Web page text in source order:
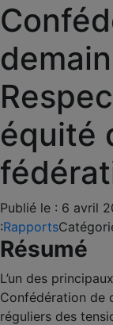
équité
Publié le : 6 avril
:Rapports
Résumé
L’un des
Confédération de
réguliers des